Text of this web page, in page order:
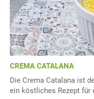
CREMA CATALANA
Die Crema Catalana ist
ein köstliches Rezept für